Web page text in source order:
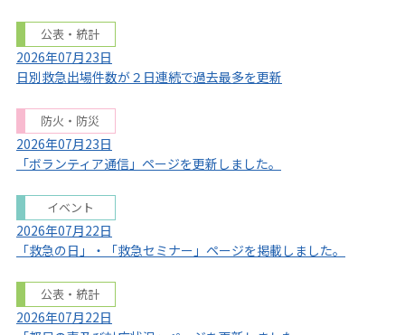
公表・統計
2026年07月23日
日別救急出場件数が２日連続で過去最多を更新
防火・防災
2026年07月23日
「ボランティア通信」ページを更新しました。
イベント
2026年07月22日
「救急の日」・「救急セミナー」ページを掲載しました。
公表・統計
2026年07月22日